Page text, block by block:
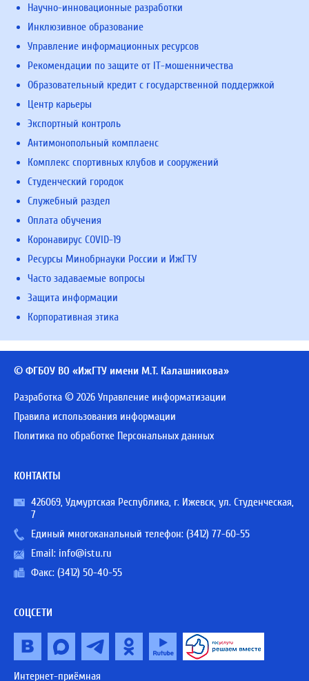
Научно-инновационные разработки
Инклюзивное образование
Управление информационных ресурсов
Рекомендации по защите от IT-мошенничества
Образовательный кредит с государственной поддержкой
Центр карьеры
Экспортный контроль
Антимонопольный комплаенс
Комплекс спортивных клубов и сооружений
Студенческий городок
Служебный раздел
Оплата обучения
Коронавирус COVID-19
Ресурсы Минобрнауки России и ИжГТУ
Часто задаваемые вопросы
Защита информации
Корпоративная этика
© ФГБОУ ВО «ИжГТУ имени М.Т. Калашникова»
Разработка © 2026 Управление информатизации
Правила использования информации
Политика по обработке Персональных данных
КОНТАКТЫ
426069, Удмуртская Республика, г. Ижевск, ул. Студенческая,
7
Единый многоканальный телефон: (3412) 77-60-55
Email: info@istu.ru
Факс: (3412) 50-40-55
СОЦСЕТИ
Интернет-приёмная